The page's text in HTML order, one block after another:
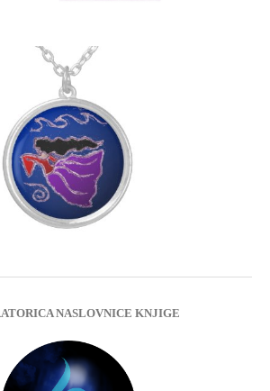
NASLOVNICE KNJIGE